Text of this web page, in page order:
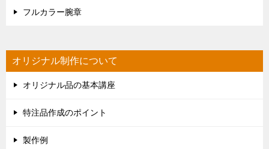
フルカラー腕章
オリジナル制作について
オリジナル品の基本講座
特注品作成のポイント
製作例